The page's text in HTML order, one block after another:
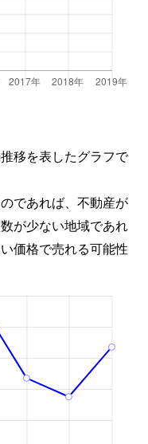
移を表したグラフで
であれば、不動産が
が少ない地域であれ
価格で売れる可能性